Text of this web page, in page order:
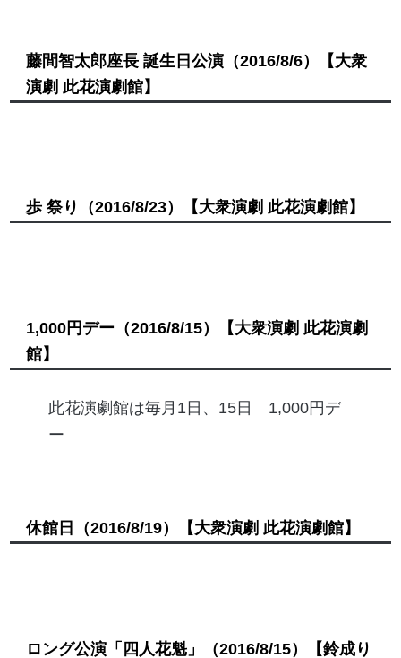
藤間智太郎座長 誕生日公演（2016/8/6）
【大衆
演劇 此花演劇館】
歩 祭り （2016/8/23） 【大衆演劇 此花演劇館】
1,000円デー（2016/8/15）
【大衆演劇 此花演劇
館】
此花演劇館は毎月1日、15日 1,000円デ
ー
休館日 （2016/8/19） 【大衆演劇 此花演劇館】
ロング公演「四人花魁」 （2016/8/15） 【鈴成り